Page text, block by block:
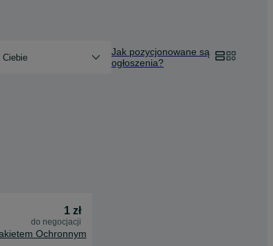
Ciebie
Jak pozycjonowane są
ogłoszenia?
1 zł
do negocjacji
Ochronnym